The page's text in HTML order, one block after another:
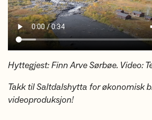
Hyttegjest: Finn Arve Sørbøe. Video:
Takk til Saltdalshytta for økonomisk
videoproduksjon!